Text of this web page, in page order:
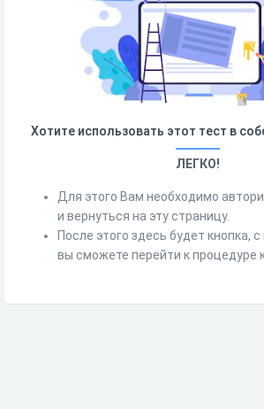
Хотите использовать этот тест в
ЛЕГКО!
Для этого Вам необходимо
и вернуться на эту страницу.
После этого здесь будет кнопка,
вы сможете перейти к процедуре